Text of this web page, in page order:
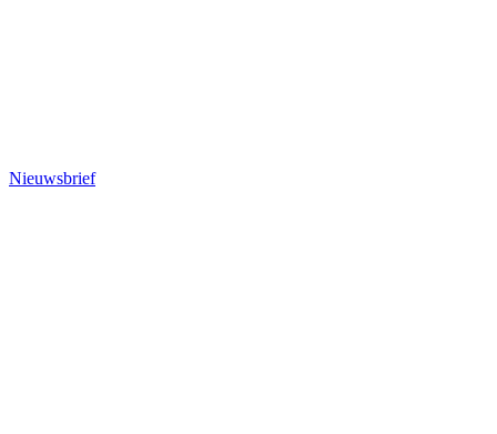
Nieuwsbrief